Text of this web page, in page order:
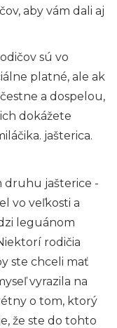
aby vám dali aj
sú vo
platné, ale ak
a dospelou,
dokážete
jašterica.
druhu jašterice -
vo veľkosti a
leguánom
rodičia
ste chceli mať
vyrazila na
o tom, ktorý
že ste do tohto